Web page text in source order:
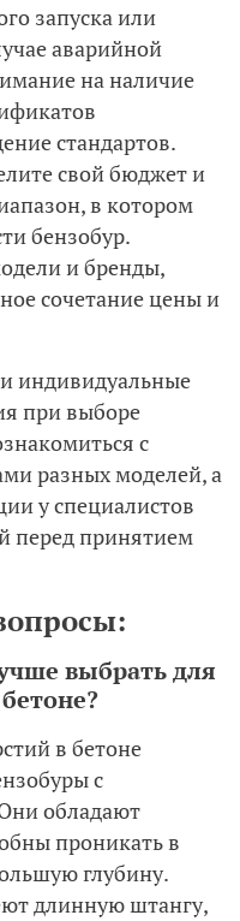
запуска или
аварийной
на наличие
стандартов.
свой бюджет и
в котором
бензобур.
и бренды,
сочетание цены и
индивидуальные
при выборе
с
разных моделей, а
у специалистов
перед принятием
выбрать для
в бетоне
с
обладают
проникать в
глубину.
длинную штангу,